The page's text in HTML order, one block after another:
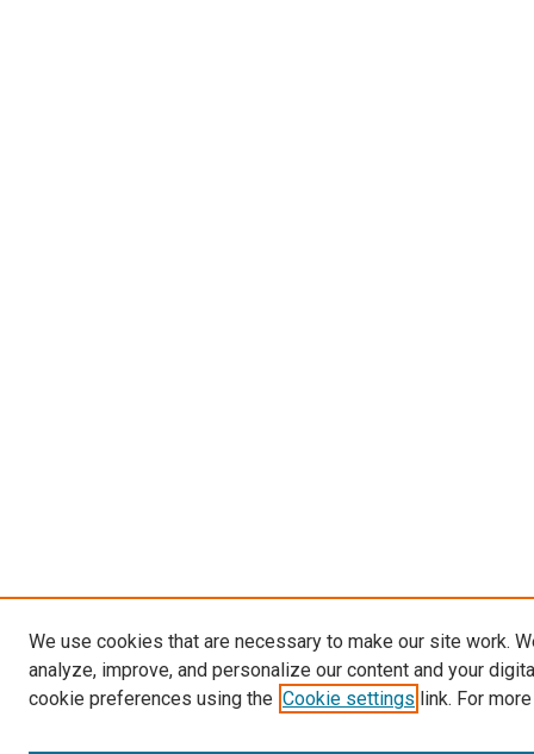
We use cookies that are necessary to make our site work.
analyze, improve, and personalize our content and your
cookie preferences using the Cookie settings link. For